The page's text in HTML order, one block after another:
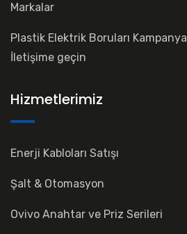
Markalar
Plastik Elektrik Boruları
İletişime geçin
Hizmetlerimiz
Enerji Kabloları Satışı
Şalt & Otomasyon
Ovivo Anahtar ve Priz Serileri